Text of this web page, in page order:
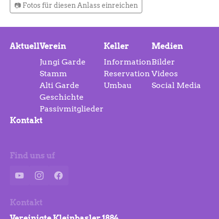
📷 Fotos für diesen Anlass einreichen
AktuellVerein
Jungi Garde
Stamm
Alti Garde
Geschichte
Passivmitglieder
Keller
Information
Reservation
Umbau
Medien
Bilder
Videos
Social Media
Kontakt
Find uns uf
YouTubeInstagramFacebook
Kontakt